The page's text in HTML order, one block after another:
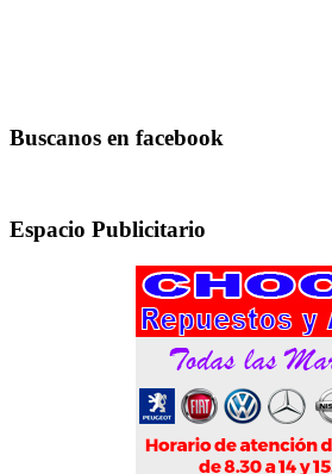
Buscanos en facebook
Espacio Publicitario